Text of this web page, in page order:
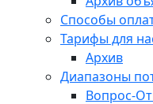
Способы
Тарифы для
Архив
Диапазоны
Вопрос-